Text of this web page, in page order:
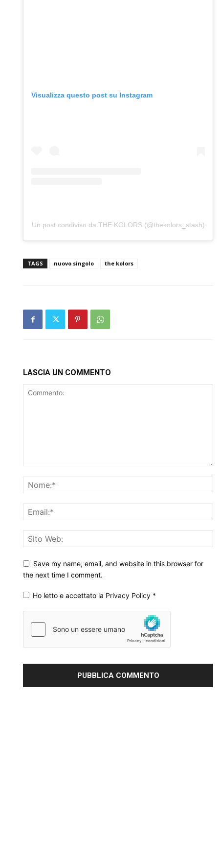
Visualizza questo post su Instagram
Un post condiviso da THE KOLORS (@thekolors_stash)
TAGS nuovo singolo the kolors
LASCIA UN COMMENTO
Save my name, email, and website in this browser for
the next time I comment.
Ho letto e accettato la Privacy Policy *